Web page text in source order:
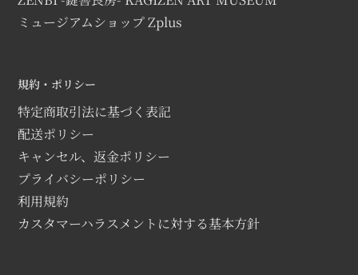
ミュージアムショップ Zplus
規約・ポリシー
特定商取引法に基づく表記
配送ポリシー
キャンセル、返金ポリシー
プライバシーポリシー
利用規約
カスタマーハラスメントに対する基本方針